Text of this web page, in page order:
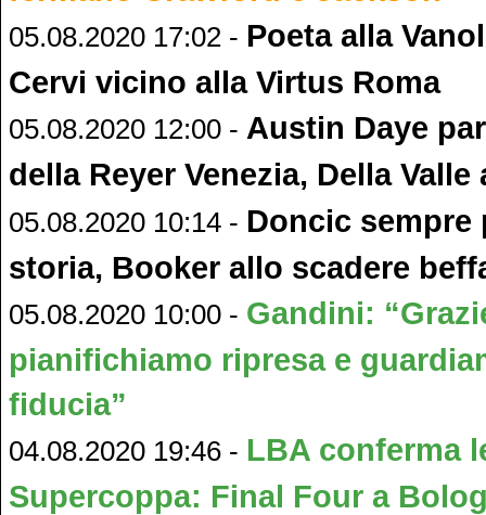
05.08.2020 17:02 - Poeta alla
Cervi vicino alla Virtus Roma
05.08.2020 12:00 - Austin Daye
della Reyer Venezia, Della Valle
05.08.2020 10:14 - Doncic sempre
storia, Booker allo scadere
05.08.2020 10:00 - Gandini:
pianifichiamo ripresa e
fiducia”
04.08.2020 19:46 - LBA conferma
Supercoppa: Final Four a